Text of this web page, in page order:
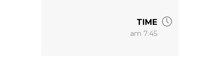
TIME
7:45 am